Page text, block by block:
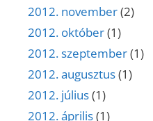
2012. november(2)
2012. október(1)
2012. szeptember(1)
2012. augusztus(1)
2012. július(1)
2012. április(1)